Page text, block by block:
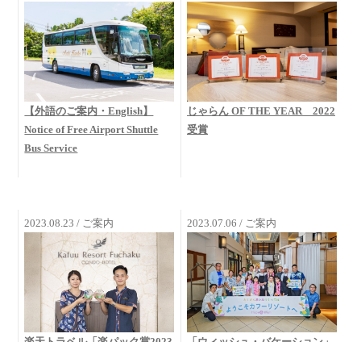
【外語のご案内・English】
Notice of Free Airport Shuttle
Bus Service
じゃらん OF THE YEAR 2022
受賞
2023.08.23 / ご案内 2023.07.06 / ご案内